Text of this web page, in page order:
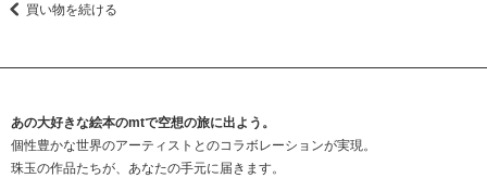
買い物を続ける
あの大好きな絵本のmtで空想の旅に出よう。
個性豊かな世界のアーティストとのコラボレーションが実現。
珠玉の作品たちが、あなたの手元に届きます。